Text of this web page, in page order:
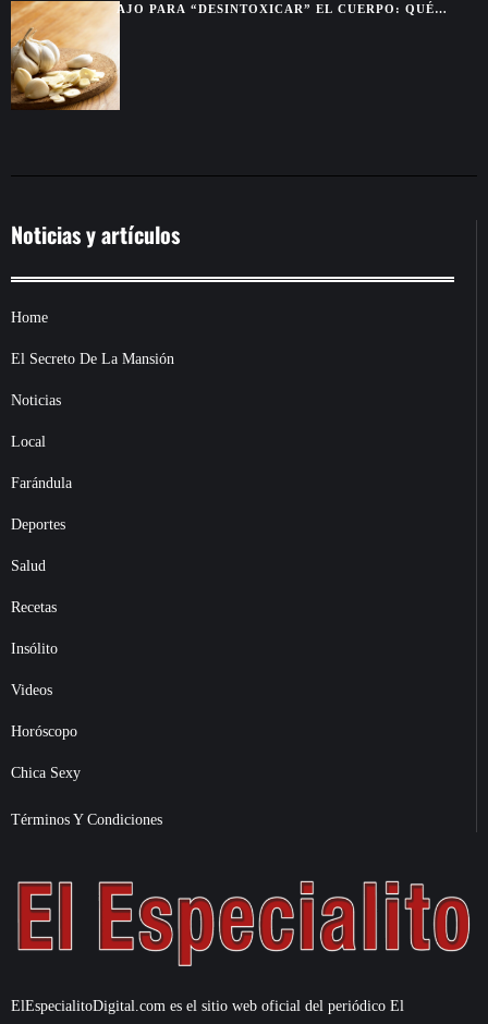
AJO PARA “DESINTOXICAR” EL CUERPO: QUÉ
Noticias y artículos
Home
El Secreto De La Mansión
Noticias
Local
Farándula
Deportes
Salud
Recetas
Insólito
Videos
Horóscopo
Chica Sexy
Términos Y Condiciones
ElEspecialitoDigital.com es el sitio web oficial del periódico El